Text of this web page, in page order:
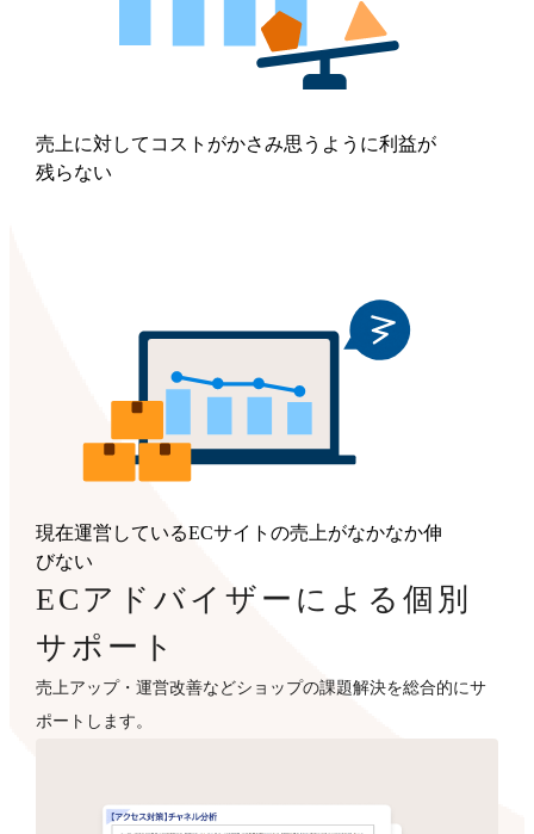
売上に対してコストがかさみ思うように利益が
残らない
現在運営しているECサイトの売上がなかなか伸
びない
ECアドバイザーによる個別
サポート
売上アップ・運営改善などショップの課題解決を総合的にサ
ポートします。